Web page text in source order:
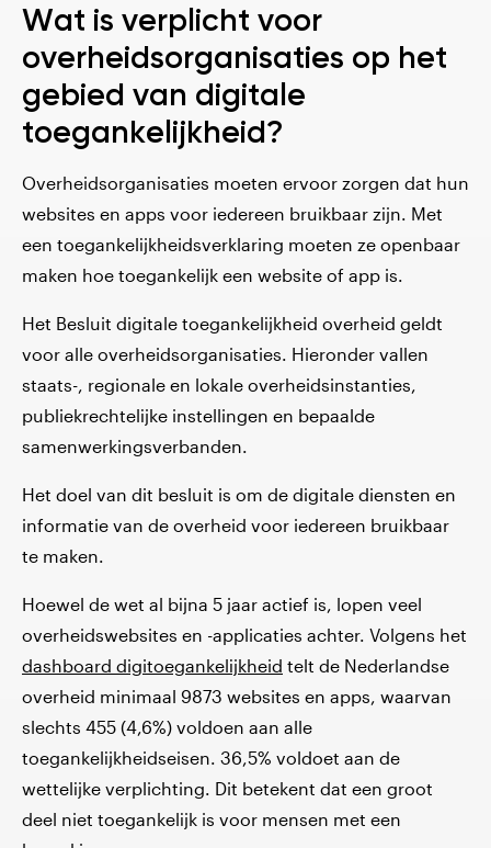
Wat is verplicht voor
overheidsorganisaties op het
gebied van digitale
toegankelijkheid?
Overheidsorganisaties moeten ervoor zorgen dat hun
websites en apps voor iedereen bruikbaar zijn. Met
een toegankelijkheidsverklaring moeten ze openbaar
maken hoe toegankelijk een website of app is.
Het Besluit digitale toegankelijkheid overheid geldt
voor alle overheidsorganisaties. Hieronder vallen
staats-, regionale en lokale overheidsinstanties,
publiekrechtelijke instellingen en bepaalde
samenwerkingsverbanden.
Het doel van dit besluit is om de digitale diensten en
informatie van de overheid voor iedereen bruikbaar
te maken.
Hoewel de wet al bijna 5 jaar actief is, lopen veel
overheidswebsites en -applicaties achter. Volgens het
dashboard digitoegankelijkheid telt de Nederlandse
overheid minimaal 9873 websites en apps, waarvan
slechts 455 (4,6%) voldoen aan alle
toegankelijkheidseisen. 36,5% voldoet aan de
wettelijke verplichting. Dit betekent dat een groot
deel niet toegankelijk is voor mensen met een